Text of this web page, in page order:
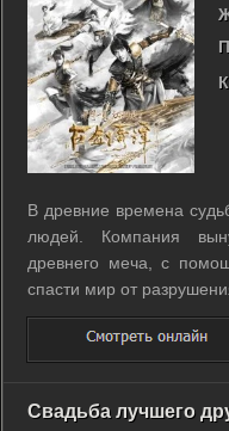
В древние времена
людей. Компания
древнего меча, с
спасти мир от
Свадьба лучшего